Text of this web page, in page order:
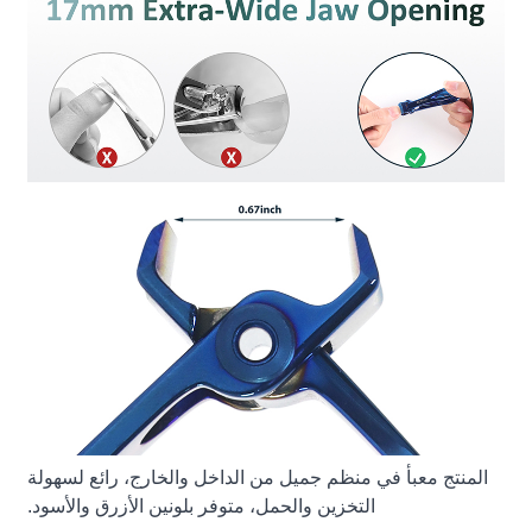
المنتج معبأ في منظم جميل من الداخل والخارج، رائع لسهولة
التخزين والحمل، متوفر بلونين الأزرق والأسود.